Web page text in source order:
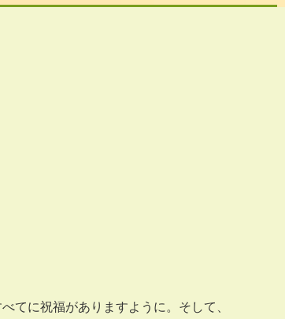
てに祝福がありますように。そして、